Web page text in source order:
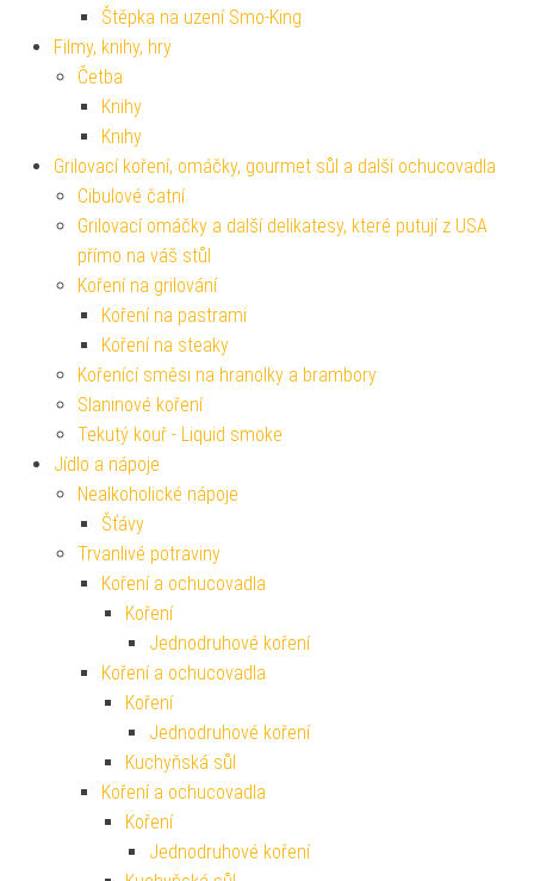
Štěpka na uzení Smo-King
Filmy, knihy, hry
Četba
Knihy
Knihy
Grilovací koření, omáčky, gourmet sůl a další ochucovadla
Cibulové čatní
Grilovací omáčky a další delikatesy, které putují z USA
přímo na váš stůl
Koření na grilování
Koření na pastrami
Koření na steaky
Kořenící směsi na hranolky a brambory
Slaninové koření
Tekutý kouř - Liquid smoke
Jídlo a nápoje
Nealkoholické nápoje
Šťávy
Trvanlivé potraviny
Koření a ochucovadla
Koření
Jednodruhové koření
Koření a ochucovadla
Koření
Jednodruhové koření
Kuchyňská sůl
Koření a ochucovadla
Koření
Jednodruhové koření